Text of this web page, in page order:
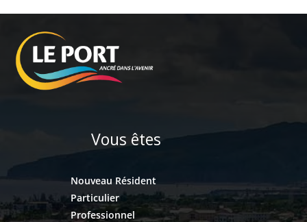
Vous êtes
Nouveau Résident
Particulier
Professionnel